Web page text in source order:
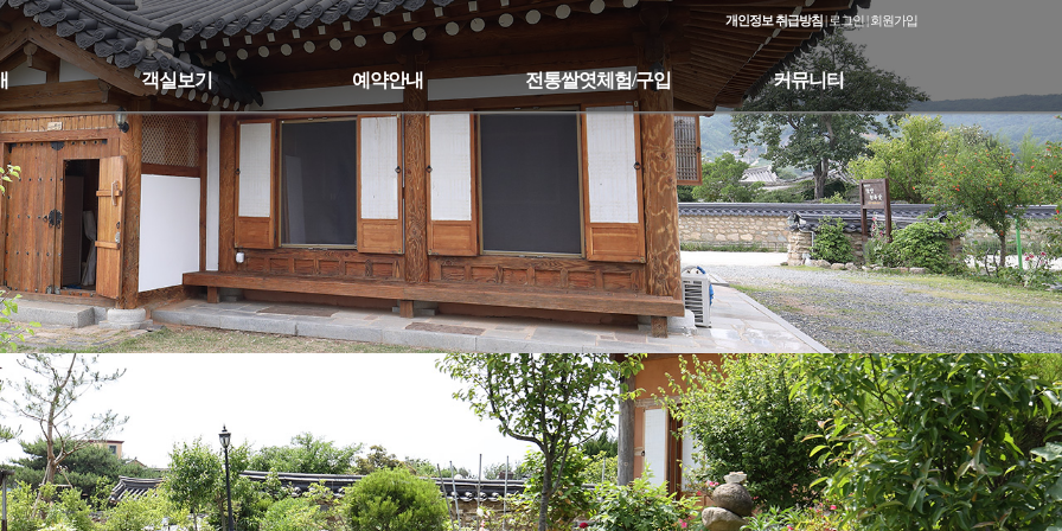
개인정보 취급방침|로그인|회원가입
객실보기 예약안내 전통쌀엿체험/구입 커뮤니티